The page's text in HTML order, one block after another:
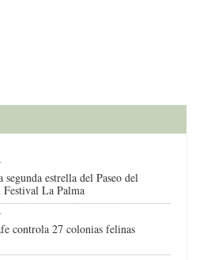
estrella del Paseo del
La Palma
controla 27 colonias felinas